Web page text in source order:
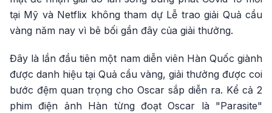
tại Mỹ và Netflix không tham dự Lễ trao giải Quả cầu
vàng năm nay vì bê bối gần đây của giải thưởng.
Đây là lần đầu tiên một nam diễn viên Hàn Quốc giành
được danh hiệu tại Quả cầu vàng, giải thưởng được coi
bước đệm quan trọng cho Oscar sắp diễn ra. Kể cả 2
phim điện ảnh Hàn từng đoạt Oscar là "Parasite"